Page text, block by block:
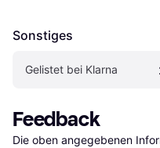
Sonstiges
Gelistet bei Klarna
Feedback
Die oben angegebenen